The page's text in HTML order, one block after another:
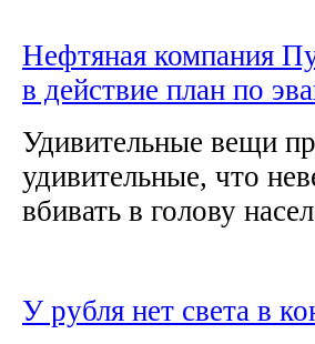
Нефтяная компания
в действие план по
Удивительные вещи
удивительные, что
вбивать в голову
У рубля нет света в